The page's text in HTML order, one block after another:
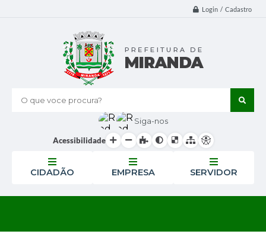
Login / Cadastro
O que voce procura?
Siga-nos
Acessibilidade
CIDADÃO EMPRESA SERVIDOR